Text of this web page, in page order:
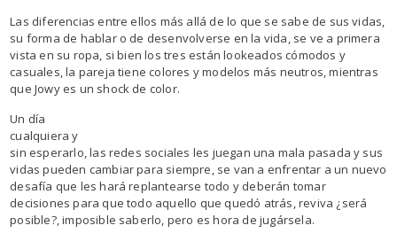
Las diferencias entre ellos más allá de lo que se sabe de sus vidas,
su forma de hablar o de desenvolverse en la vida, se ve a primera
vista en su ropa, si bien los tres están lookeados cómodos y
casuales, la pareja tiene colores y modelos más neutros, mientras
que Jowy es un shock de color.
Un día
cualquiera y
sin esperarlo, las redes sociales les juegan una mala pasada y sus
vidas pueden cambiar para siempre, se van a enfrentar a un nuevo
desafía que les hará replantearse todo y deberán tomar
decisiones para que todo aquello que quedó atrás, reviva ¿será
posible?, imposible saberlo, pero es hora de jugársela.